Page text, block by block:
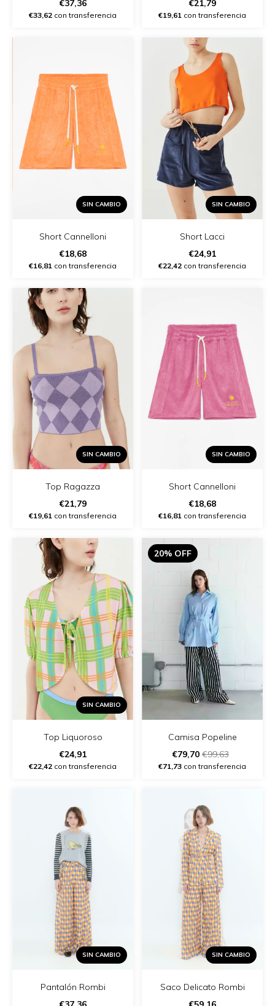
€37,36
€33,62 con transferencia
€21,79
€19,61 con transferencia
SIN CAMBIO
Short Cannelloni
€18,68
€16,81 con transferencia
SIN CAMBIO
Short Lacci
€24,91
€22,42 con transferencia
SIN CAMBIO
Top Ragazza
€21,79
€19,61 con transferencia
SIN CAMBIO
Short Cannelloni
€18,68
€16,81 con transferencia
SIN CAMBIO
Top Liquoroso
€24,91
€22,42 con transferencia
20% OFF
Camisa Popeline
€79,70 €99,63
€71,73 con transferencia
SIN CAMBIO
Pantalón Rombi
SIN CAMBIO
Saco Delicato Rombi